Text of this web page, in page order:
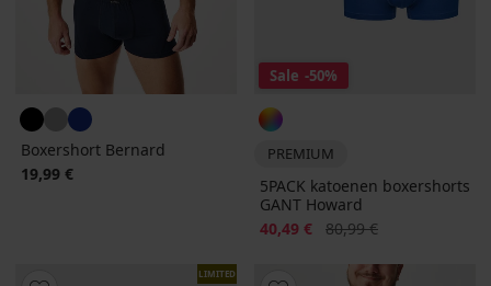
Boxershort Bernard
19,99 €
Sale -50%
PREMIUM
5PACK katoenen boxershorts
GANT Howard
Korting
40,49 € Oorspronkelijke prijs
80,99 €
LIMITED